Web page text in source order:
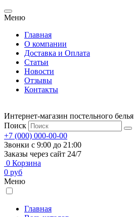
Меню
Главная
О компании
Доставка и Оплата
Статьи
Новости
Отзывы
Контакты
Интернет-магазин постельного белья
Поиск
+7 (000) 000-00-00
Звонки с 9:00 до 21:00
Заказы через сайт 24/7
0 Корзина
0 руб
Меню
Главная